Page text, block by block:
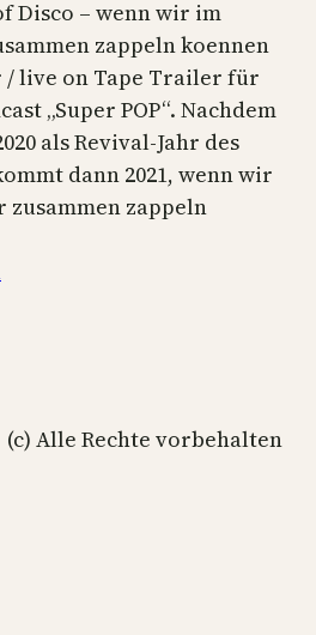
Disco – wenn wir im
zappeln koennen
live on Tape Trailer für
„Super POP“. Nachdem
als Revival-Jahr des
dann 2021, wenn wir
zusammen zappeln
(c) Alle Rechte vorbehalten